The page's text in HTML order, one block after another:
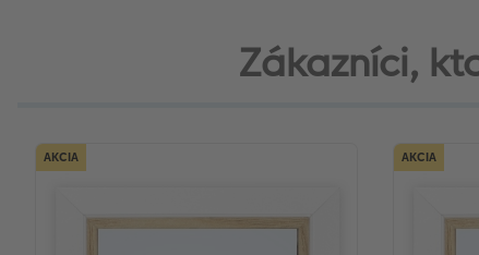
Zákazníci,
AKCIA AKCIA